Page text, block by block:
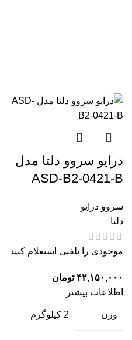
درایو سروو دلتا مدل
ASD-B2-0421-B
سروو درایو
دلتا
موجودی را تلفنی استعلام کنید
۴۲,۱۵۰,۰۰۰ تومان
اطلاعات بیشتر
وزن 2 کیلوگرم